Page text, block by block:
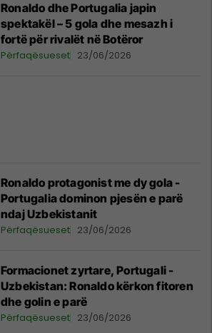
Ronaldo dhe Portugalia japin
spektakël – 5 gola dhe mesazh i
fortë për rivalët në Botëror
Përfaqësueset 23/06/2026
Ronaldo protagonist me dy gola -
Portugalia dominon pjesën e parë
ndaj Uzbekistanit
Përfaqësueset 23/06/2026
Formacionet zyrtare, Portugali -
Uzbekistan: Ronaldo kërkon fitoren
dhe golin e parë
Përfaqësueset 23/06/2026